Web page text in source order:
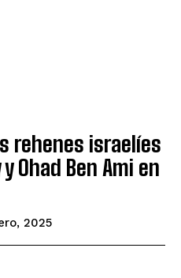
rehenes israelíes
Ohad Ben Ami en
2025